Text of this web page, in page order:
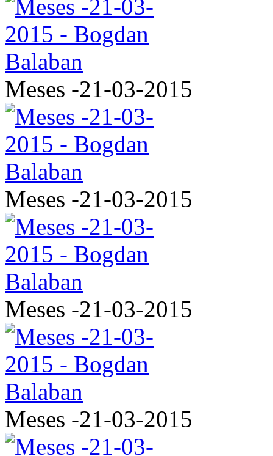
Meses -21-03-2015
Meses -21-03-2015
Meses -21-03-2015
Meses -21-03-2015